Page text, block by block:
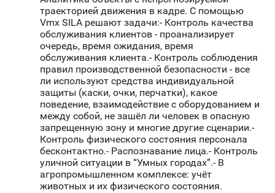
траекторией движения в кадре. С помощью
Vmx SILA решают задачи:- Контроль качества
обслуживания клиентов - проанализирует
очередь, время ожидания, время
обслуживания клиента.- Контроль соблюдения
правил производственной безопасности - все
ли используют средства индивидуальной
защиты (каски, очки, перчатки), какое
поведение, взаимодействие с оборудованием и
между собой, не зашёл ли человек в опасную
запрещенную зону и многие другие сценарии.-
Контроль физического состояния персонала
бесконтактно.- Распознавание лица.- Контроль
уличной ситуации в “Умных городах”.- В
агропромышленном комплексе: учёт
животных и их физического состояния.